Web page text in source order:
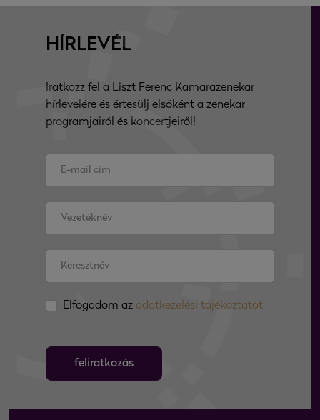
HÍRLEVÉL
Iratkozz fel a Liszt Ferenc Kamarazenekar
hírlevelére és értesülj elsőként a zenekar
programjairól és koncertjeiről!
Elfogadom az adatkezelési tájékoztatót
feliratkozás